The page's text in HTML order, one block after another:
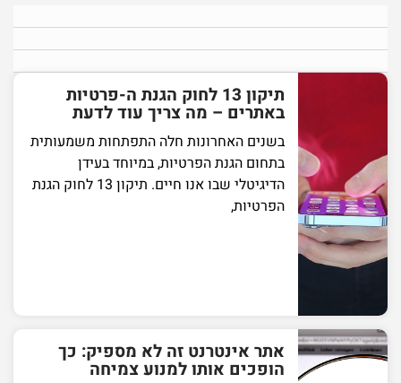
תיקון 13 לחוק הגנת ה-פרטיות
באתרים – מה צריך עוד לדעת
בשנים האחרונות חלה התפתחות משמעותית
בתחום הגנת הפרטיות, במיוחד בעידן
הדיגיטלי שבו אנו חיים. תיקון 13 לחוק הגנת
הפרטיות,
אתר אינטרנט זה לא מספיק: כך
הופכים אותו למנוע צמיחה